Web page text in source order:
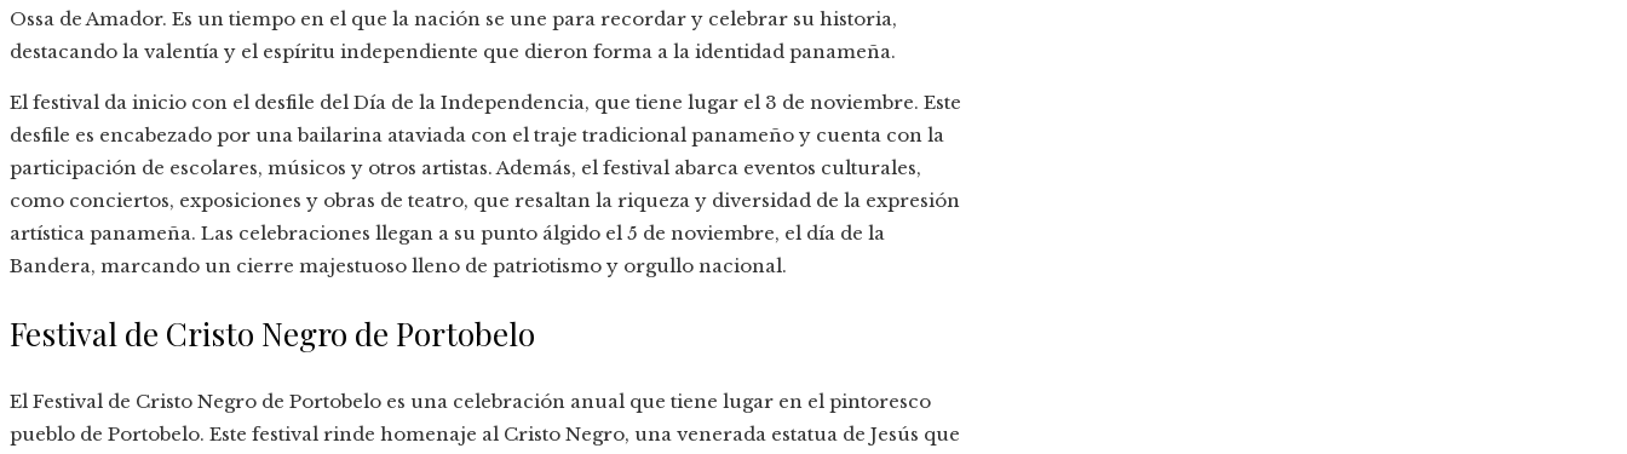
Ossa de Amador. Es un tiempo en el que la nación se une para recordar y celebrar su historia,
destacando la valentía y el espíritu independiente que dieron forma a la identidad panameña.
El festival da inicio con el desfile del Día de la Independencia, que tiene lugar el 3 de noviembre. Este
desfile es encabezado por una bailarina ataviada con el traje tradicional panameño y cuenta con la
participación de escolares, músicos y otros artistas. Además, el festival abarca eventos culturales,
como conciertos, exposiciones y obras de teatro, que resaltan la riqueza y diversidad de la expresión
artística panameña. Las celebraciones llegan a su punto álgido el 5 de noviembre, el día de la
Bandera, marcando un cierre majestuoso lleno de patriotismo y orgullo nacional.
Festival de Cristo Negro de Portobelo
El Festival de Cristo Negro de Portobelo es una celebración anual que tiene lugar en el pintoresco
pueblo de Portobelo. Este festival rinde homenaje al Cristo Negro, una venerada estatua de Jesús que